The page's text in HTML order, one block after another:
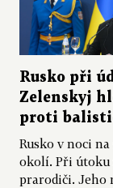
Rusko při
Zelenskyj
proti
Rusko v noci
okolí. Při útoku
prarodiči. Jeho